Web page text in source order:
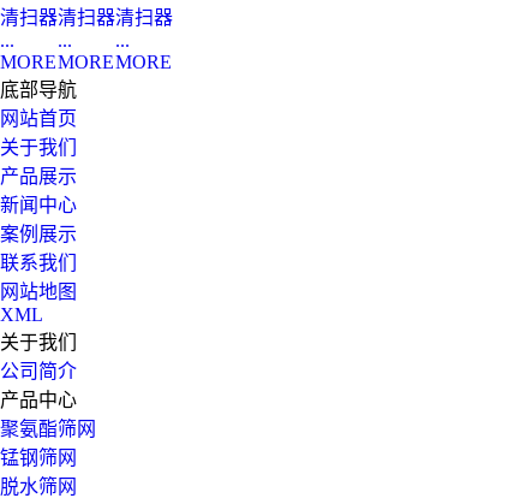
清扫器
...
MORE
清扫器
...
MORE
清扫器
...
MORE
底部导航
网站首页
关于我们
产品展示
新闻中心
案例展示
联系我们
网站地图
XML
关于我们
公司简介
产品中心
聚氨酯筛网
锰钢筛网
脱水筛网